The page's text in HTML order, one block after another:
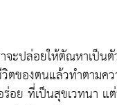
าจะปล่อยให้ตัณหาเป็
ของตนแล้วทำตามค
ร่อย ที่เป็นสุขเวทนา